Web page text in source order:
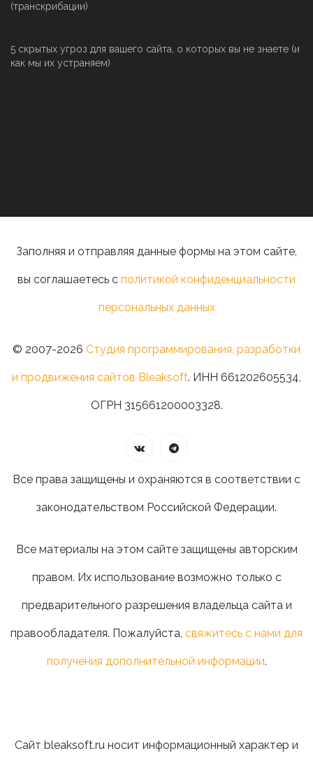
(транскрибации)
5 скрытых угроз для вашего сайта, о которых вы не знаете (и
как мы их устраняем)
Заполняя и отправляя данные формы на этом сайте,
вы соглашаетесь с политикой конфиденциальности
персональных данных
© 2007-2026 Студия программирования, разработки
и продвижения сайтов Bleaksoft. ИНН 661202605534,
ОГРН 315661200003328.
Все права защищены и охраняются в соответствии с
законодательством Российской Федерации.
Все материалы на этом сайте защищены авторским
правом. Их использование возможно только с
предварительного разрешения владельца сайта и
правообладателя. Пожалуйста, свяжитесь с нами для
получения дополнительной информации.
Сайт bleaksoft.ru носит информационный характер и